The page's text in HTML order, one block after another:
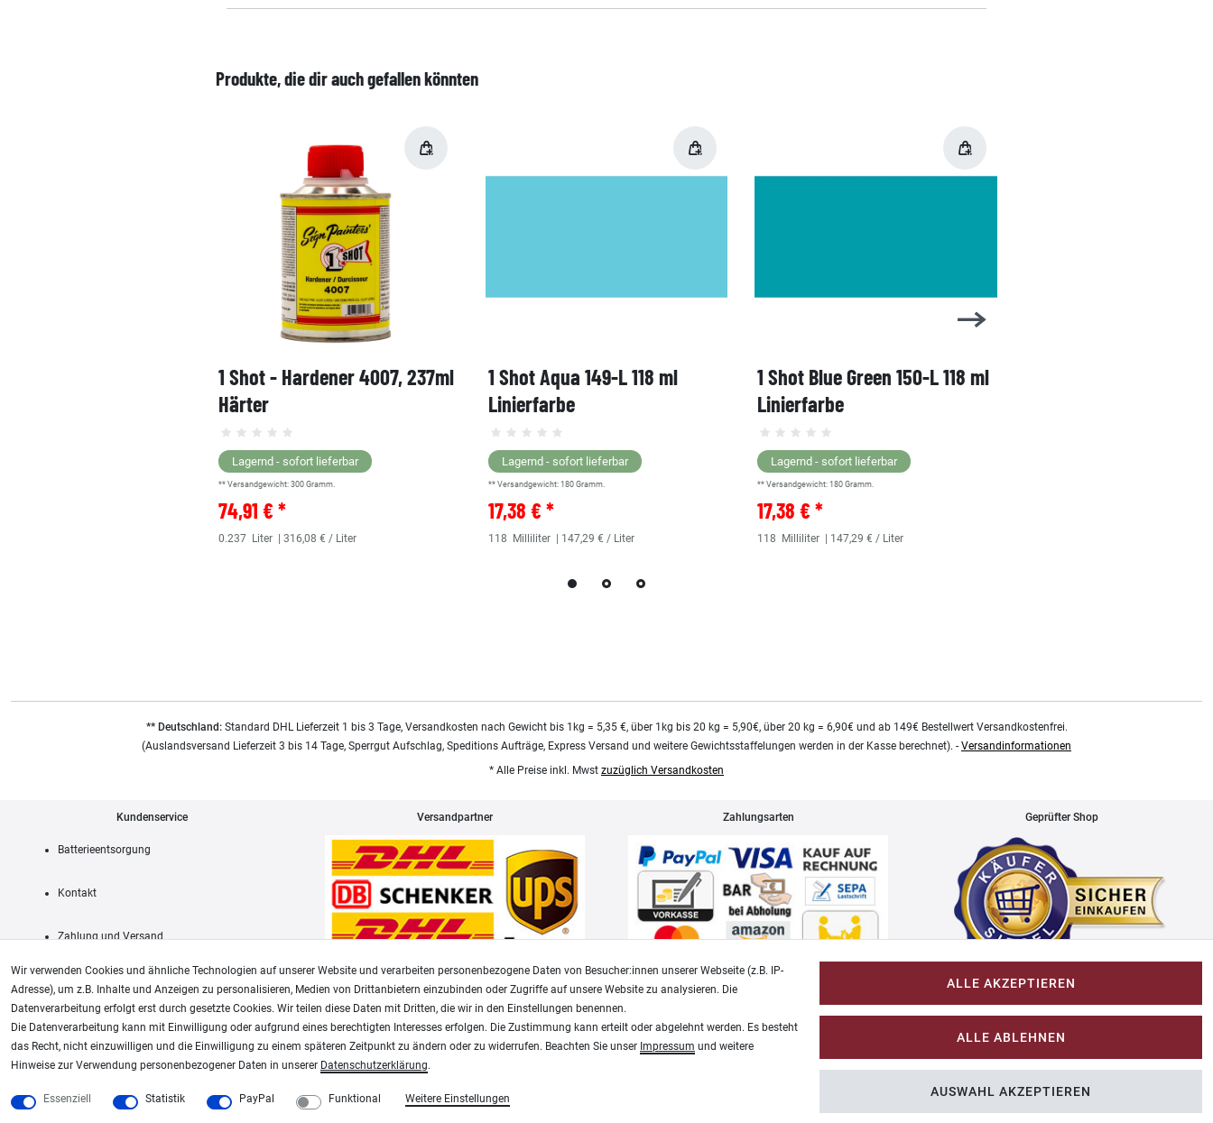
Produkte, die dir auch gefallen könnten
1 Shot - Hardener 4007, 237ml
Härter
Lagernd - sofort lieferbar
** Versandgewicht: 300 Gramm.
74,91 € *
0.237 Liter | 316,08 € / Liter
1 Shot Aqua 149-L 118 ml
Linierfarbe
Lagernd - sofort lieferbar
** Versandgewicht: 180 Gramm.
17,38 € *
118 Milliliter | 147,29 € / Liter
1 Shot Blue Green 150-L 118 ml
Linierfarbe
Lagernd - sofort lieferbar
** Versandgewicht:180 Gramm.
17,38 € *
118 Milliliter | 147,29 € / Liter
** Deutschland:Standard DHL Lieferzeit 1 bis 3 Tage, Versandkosten nach Gewicht bis 1kg = 5,35 €, über 1kg bis 20 kg = 5,90€, über 20 kg = 6,90€ und ab 149€ Bestellwert Versandkostenfrei.
(Auslandsversand Lieferzeit 3 bis 14 Tage, Sperrgut Aufschlag, Speditions Aufträge, Express Versand und weitere Gewichtsstaffelungen werden in der Kasse berechnet). - Versandinformationen
* Alle Preise inkl. Mwst zuzüglich Versandkosten
Kundenservice
Batterieentsorgung
Kontakt
Zahlung und Versand
Versandpartner Zahlungsarten Geprüfter Shop
AGB Widerrufsrecht Impressum
Unsere weiteren Shops:
Schmincke Künstlerfarben das Gesamtsortiment Schneideplotter, Transferpressen, Siebdruck und Plotterfolien
Im-Shop-kaufen.de
Wir verwenden Cookies und ähnliche Technologien auf unserer Website und verarbeiten personenbezogene Daten von Besucher:innen unserer Webseite (z.B. IP-
Adresse), um z.B. Inhalte und Anzeigen zu personalisieren, Medien von Drittanbietern einzubinden oder Zugriffe auf unsere Website zu analysieren. Die
Datenverarbeitung erfolgt erst durch gesetzte Cookies. Wir teilen diese Daten mit Dritten, die wir in den Einstellungen benennen.
Die Datenverarbeitung kann mit Einwilligung oder aufgrund eines berechtigten Interesses erfolgen. Die Zustimmung kann erteilt oder abgelehnt werden. Es besteht
das Recht, nicht einzuwilligen und die Einwilligung zu einem späteren Zeitpunkt zu ändern oder zu widerrufen. Beachten Sie unser Impressum und weitere
Hinweise zur Verwendung personenbezogener Daten in unserer Daten­schutz­erklärung.
Essenziell Statistik PayPal Funktional Weitere Einstellungen
ALLE AKZEPTIEREN
ALLE ABLEHNEN
AUSWAHL AKZEPTIEREN